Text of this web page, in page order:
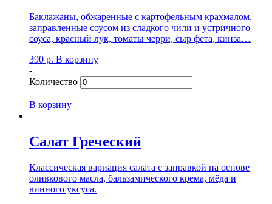
Баклажаны, обжаренные с картофельным крахмалом,
заправленные соусом из сладкого чили и устричного
соуса, красный лук, томаты черри, сыр фета, кинза…
390 р. В корзину
-
Количество
+
В корзину
Салат Греческий
Классическая вариация салата с заправкой на основе
оливкового масла, бальзамического крема, мёда и
винного уксуса.